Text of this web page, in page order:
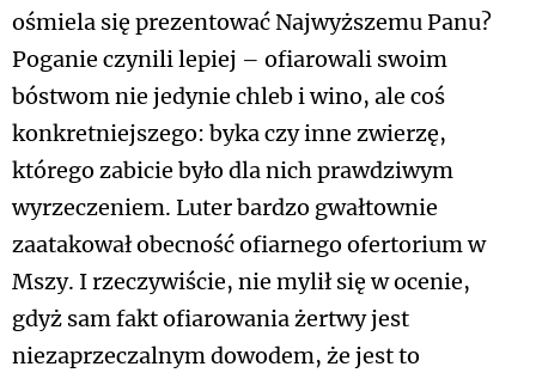
ośmiela się prezentować Najwyższemu Panu?
Poganie czynili lepiej – ofiarowali swoim
bóstwom nie jedynie chleb i wino, ale coś
konkretniejszego: byka czy inne zwierzę,
którego zabicie było dla nich prawdziwym
wyrzeczeniem. Luter bardzo gwałtownie
zaatakował obecność ofiarnego ofertorium w
Mszy. I rzeczywiście, nie mylił się w ocenie,
gdyż sam fakt ofiarowania żertwy jest
niezaprzeczalnym dowodem, że jest to